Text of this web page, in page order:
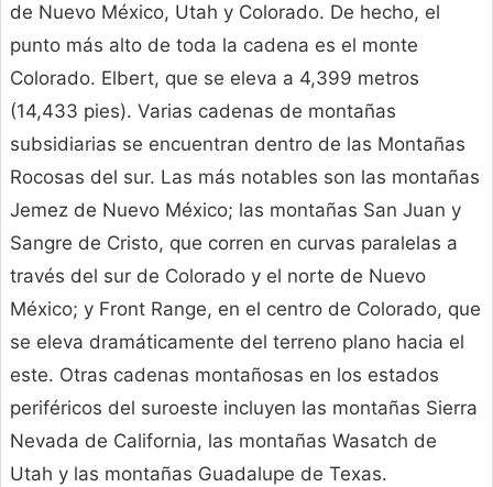
de Nuevo México, Utah y Colorado. De hecho, el
punto más alto de toda la cadena es el monte
Colorado. Elbert, que se eleva a 4,399 metros
(14,433 pies). Varias cadenas de montañas
subsidiarias se encuentran dentro de las Montañas
Rocosas del sur. Las más notables son las montañas
Jemez de Nuevo México; las montañas San Juan y
Sangre de Cristo, que corren en curvas paralelas a
través del sur de Colorado y el norte de Nuevo
México; y Front Range, en el centro de Colorado, que
se eleva dramáticamente del terreno plano hacia el
este. Otras cadenas montañosas en los estados
periféricos del suroeste incluyen las montañas Sierra
Nevada de California, las montañas Wasatch de
Utah y las montañas Guadalupe de Texas.